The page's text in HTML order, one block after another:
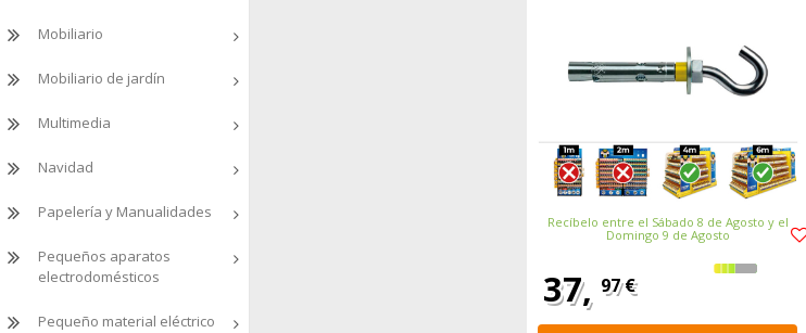
Mobiliario
Mobiliario de jardín
Multimedia
Navidad
Papelería y Manualidades
Pequeños aparatos
electrodomésticos
Pequeño material eléctrico
Recíbelo entre el Sábado 8 de Agosto y el
Domingo 9 de Agosto
37, 97 €